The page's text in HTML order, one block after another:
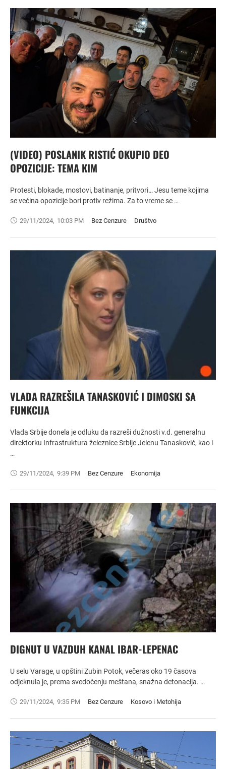
(VIDEO) POSLANIK RISTIĆ OKUPIO DEO
OPOZICIJE: TEMA KIM
Protesti, blokade, mostovi, batinanje, pritvori… Jesu teme kojima
se većina opozicije bori protiv režima. Za to vreme se …
29/11/2024, 10:03 PM Bez Cenzure Društvo
VLADA RAZREŠILA TANASKOVIĆ I DIMOSKI SA
FUNKCIJA
Vlada Srbije donela je odluku da razreši dužnosti v.d. generalnu
direktorku Infrastruktura železnice Srbije Jelenu Tanasković, kao i
…
29/11/2024, 9:39 PM Bez Cenzure Ekonomija
DIGNUT U VAZDUH KANAL IBAR-LEPENAC
U selu Varage, u opštini Zubin Potok, večeras oko 19 časova
odjeknula je, prema svedočenju meštana, snažna detonacija. …
29/11/2024, 9:35 PM Bez Cenzure Kosovo i Metohija